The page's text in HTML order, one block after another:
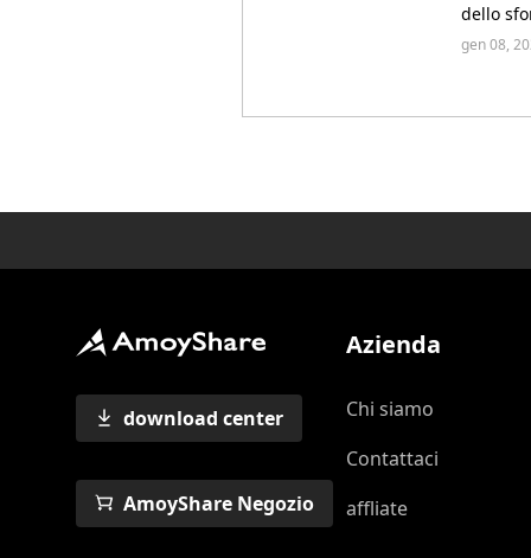
dello
2024
gen 08,
download center
AmoyShare Negozio
Azienda
Chi siamo
Contattaci
affliate